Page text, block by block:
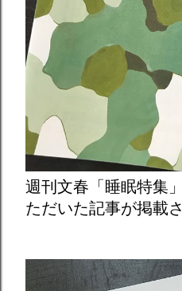
週刊文春「睡眠特集
ただいた記事が掲載